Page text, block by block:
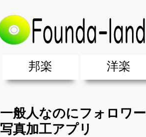
邦楽
邦楽ポップス(J-POP)
邦楽ロック(J-ROCK)
K-POP
アニソン/ボカロ
アイドル
ヴィジュアル系(V系)
邦楽男性アーティスト
邦楽女性アーティスト
男女グループ・デュエット・その他
2019年・2018年・2017年「邦楽」の
洋楽
EDM(エレクト
クラブミュー
ダンスミュー
洋楽男性アー
洋楽女性アー
男女グループ・
【洋楽】夏歌(
2019年・2018
一般人なのにフォロワ
写真加工アプリ